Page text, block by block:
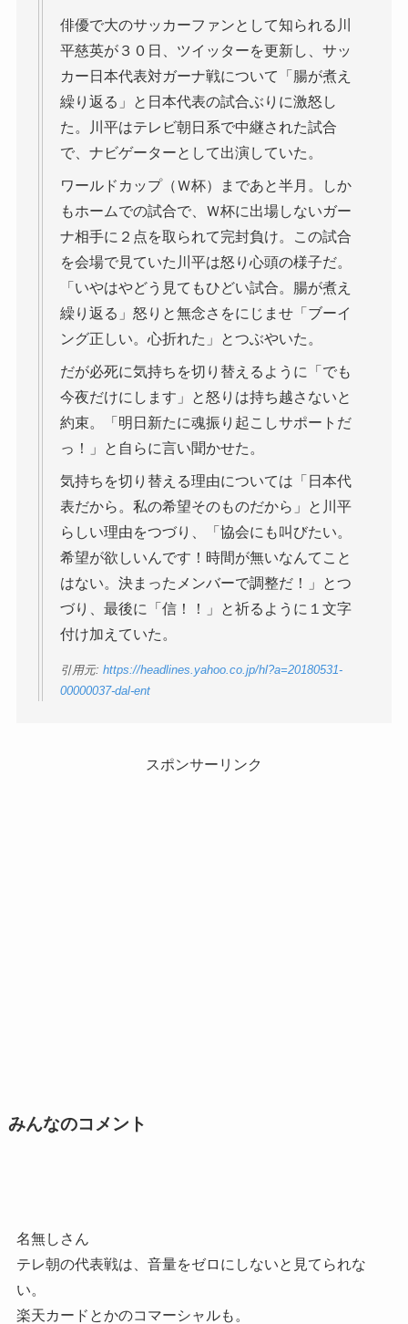
俳優で大のサッカーファンとして知られる川
平慈英が３０日、ツイッターを更新し、サッ
カー日本代表対ガーナ戦について「腸が煮え
繰り返る」と日本代表の試合ぶりに激怒し
た。川平はテレビ朝日系で中継された試合
で、ナビゲーターとして出演していた。
ワールドカップ（Ｗ杯）まであと半月。しか
もホームでの試合で、Ｗ杯に出場しないガー
ナ相手に２点を取られて完封負け。この試合
を会場で見ていた川平は怒り心頭の様子だ。
「いやはやどう見てもひどい試合。腸が煮え
繰り返る」怒りと無念さをにじませ「ブーイ
ング正しい。心折れた」とつぶやいた。
だが必死に気持ちを切り替えるように「でも
今夜だけにします」と怒りは持ち越さないと
約束。「明日新たに魂振り起こしサポートだ
っ！」と自らに言い聞かせた。
気持ちを切り替える理由については「日本代
表だから。私の希望そのものだから」と川平
らしい理由をつづり、「協会にも叫びたい。
希望が欲しいんです！時間が無いなんてこと
はない。決まったメンバーで調整だ！」とつ
づり、最後に「信！！」と祈るように１文字
付け加えていた。
引用元: https://headlines.yahoo.co.jp/hl?a=20180531-
00000037-dal-ent
スポンサーリンク
みんなのコメント
名無しさん
テレ朝の代表戦は、音量をゼロにしないと見てられな
い。
楽天カードとかのコマーシャルも。